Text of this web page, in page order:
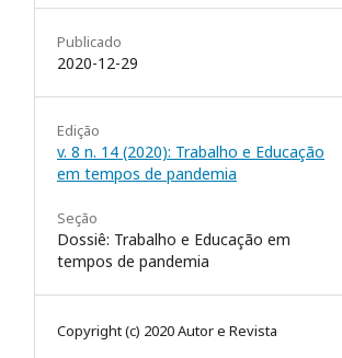
Publicado
2020-12-29
Edição
v. 8 n. 14 (2020): Trabalho e Educação
em tempos de pandemia
Seção
Dossiê: Trabalho e Educação em
tempos de pandemia
Copyright (c) 2020 Autor e Revista